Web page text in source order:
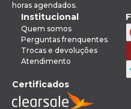
horas agendados.
Institucional
Quem somos
Perguntas frenquentes
Trocas e devoluções
Atendimento
Certificados